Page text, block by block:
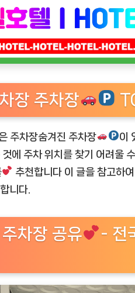
장 주차장
주차장숨겨진 주차장
이
것에 주차 위치를 찾기 어려울
추천합니다 이 글을 참고하
니다.
차장 공유 - 전